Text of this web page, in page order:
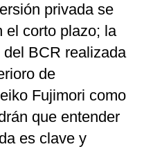
privada se
el corto plazo; la
BCR realizada
de
Fujimori como
que entender
es clave y